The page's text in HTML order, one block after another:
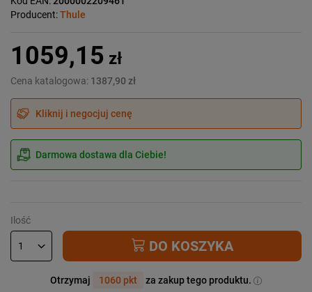
Producent:Thule
1059,15 zł
Cena katalogowa: 1387,90 zł
Kliknij i negocjuj cenę
Darmowa dostawa dla Ciebie!
Ilość
DO KOSZYKA
Otrzymaj 1060 pkt za zakup tego produktu.